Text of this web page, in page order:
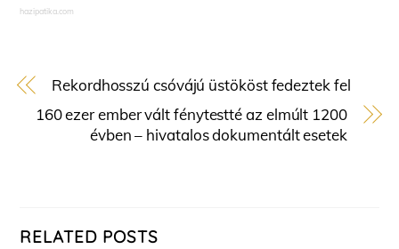
hazipatika.com
Rekordhosszú csóvájú üstököst fedeztek fel
160 ezer ember vált fénytestté az elmúlt 1200
évben – hivatalos dokumentált esetek
RELATED POSTS